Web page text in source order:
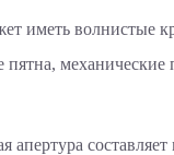
иметь волнистые
пятна, механические
апертура